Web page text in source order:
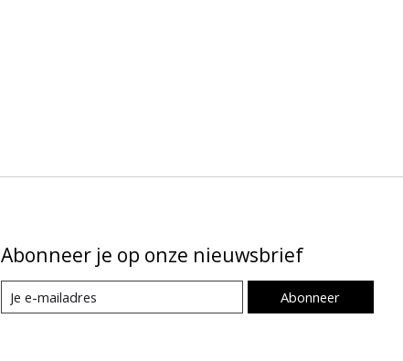
Abonneer je op onze nieuwsbrief
Abonneer